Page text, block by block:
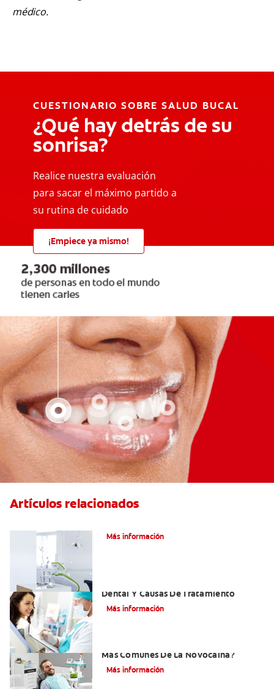
médico.
CUESTIONARIO SOBRE SALUD BUCAL
¿Qué hay detrás de su
sonrisa?
Realice nuestra evaluación
para sacar el máximo partido a
su rutina de cuidado
¡Empiece ya mismo!
Artículos relacionados
Más información
Dental Y Causas De Tratamiento
Más información
Más Comunes De La Novocaína?
Más información